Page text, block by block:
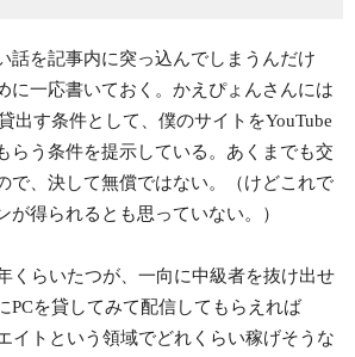
話を記事内に突っ込んでしまうんだけ
に一応書いておく。かえぴょんさんには
出す条件として、僕のサイトをYouTube
らう条件を提示している。あくまでも交
で、決して無償ではない。（けどこれで
が得られるとも思っていない。）
くらいたつが、一向に中級者を抜け出せ
PCを貸してみて配信してもらえれば
イトという領域でどれくらい稼げそうな